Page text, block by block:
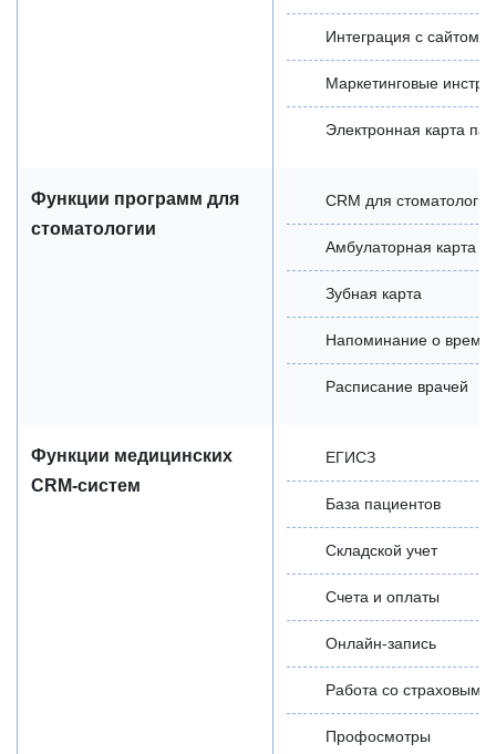
Интеграция с сайтом
Маркетинговые
Электронная карта
Функции программ для
стоматологии
CRM для стоматологии
Амбулаторная карта
Зубная карта
Напоминание о
Расписание врачей
Функции медицинских
CRM-систем
ЕГИСЗ
База пациентов
Складской учет
Счета и оплаты
Онлайн-запись
Работа со
Профосмотры